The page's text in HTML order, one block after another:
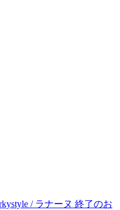
/ ラナーヌ 終了のお